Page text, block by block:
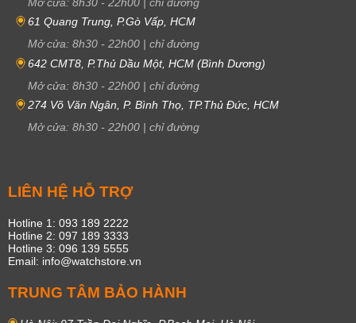
61 Quang Trung, P.Gò Vấp, HCM
Mở cửa: 8h30 - 22h00 | chỉ đường
642 CMT8, P.Thủ Dầu Một, HCM (Bình Dương)
Mở cửa: 8h30 - 22h00 | chỉ đường
274 Võ Văn Ngân, P. Bình Thọ, TP.Thủ Đức, HCM
Mở cửa: 8h30 - 22h00 | chỉ đường
LIÊN HỆ HỖ TRỢ
Hotline 1: 093 189 2222
Hotline 2: 097 189 3333
Hotline 3: 096 139 5555
Email: info@watchstore.vn
TRUNG TÂM BẢO HÀNH